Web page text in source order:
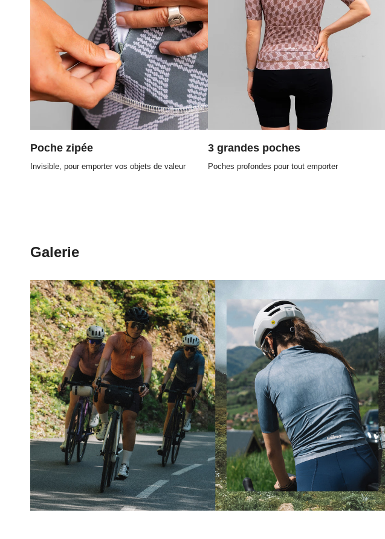
Poche zipée
Invisible, pour emporter vos objets de valeur
3 grandes poches
Poches profondes pour tout emporter
Galerie